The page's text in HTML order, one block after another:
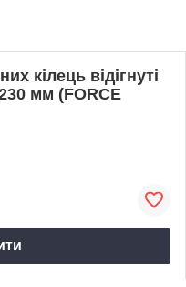
кілець відігнуті
мм (FORCE